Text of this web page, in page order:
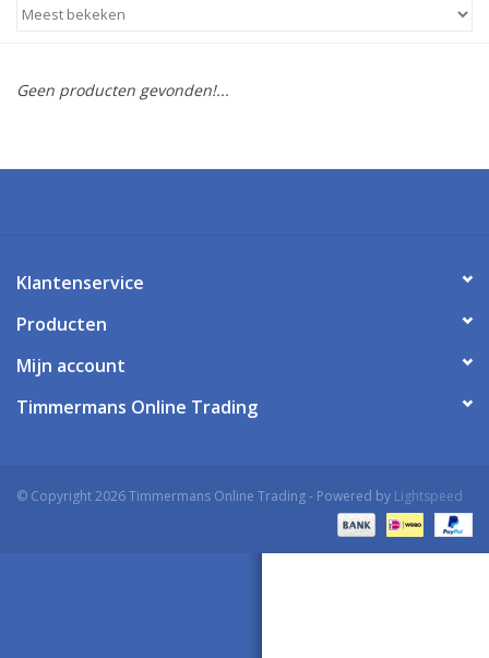
Geen producten gevonden!...
Klantenservice
Producten
Mijn account
Timmermans Online Trading
© Copyright 2026 Timmermans Online Trading - Powered by Lightspeed